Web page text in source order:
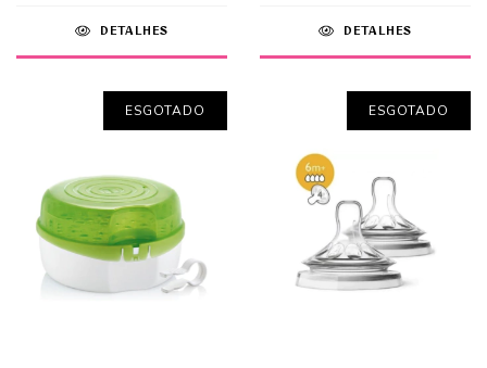
DETALHES DETALHES
ESGOTADO ESGOTADO